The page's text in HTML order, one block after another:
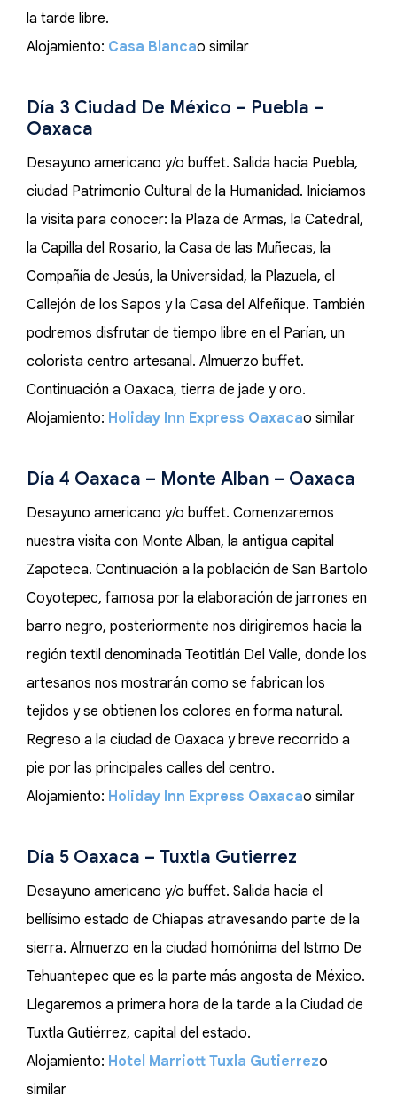
la tarde libre.
Alojamiento: Casa Blancao similar
Día 3 Ciudad De México – Puebla –
Oaxaca
Desayuno americano y/o buffet. Salida hacia Puebla,
ciudad Patrimonio Cultural de la Humanidad. Iniciamos
la visita para conocer: la Plaza de Armas, la Catedral,
la Capilla del Rosario, la Casa de las Muñecas, la
Compañía de Jesús, la Universidad, la Plazuela, el
Callejón de los Sapos y la Casa del Alfeñique. También
podremos disfrutar de tiempo libre en el Parían, un
colorista centro artesanal. Almuerzo buffet.
Continuación a Oaxaca, tierra de jade y oro.
Alojamiento: Holiday Inn Express Oaxacao similar
Día 4 Oaxaca – Monte Alban – Oaxaca
Desayuno americano y/o buffet. Comenzaremos
nuestra visita con Monte Alban, la antigua capital
Zapoteca. Continuación a la población de San Bartolo
Coyotepec, famosa por la elaboración de jarrones en
barro negro, posteriormente nos dirigiremos hacia la
región textil denominada Teotitlán Del Valle, donde los
artesanos nos mostrarán como se fabrican los
tejidos y se obtienen los colores en forma natural.
Regreso a la ciudad de Oaxaca y breve recorrido a
pie por las principales calles del centro.
Alojamiento: Holiday Inn Express Oaxacao similar
Día 5 Oaxaca – Tuxtla Gutierrez
Desayuno americano y/o buffet. Salida hacia el
bellísimo estado de Chiapas atravesando parte de la
sierra. Almuerzo en la ciudad homónima del Istmo De
Tehuantepec que es la parte más angosta de México.
Llegaremos a primera hora de la tarde a la Ciudad de
Tuxtla Gutiérrez, capital del estado.
Alojamiento: Hotel Marriott Tuxla Gutierrezo
similar